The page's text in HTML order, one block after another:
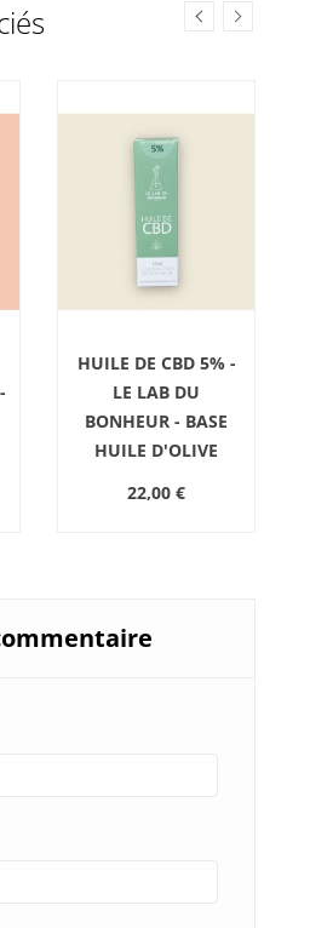
HUILE DE CBD 5% -
LE LAB DU
BONHEUR - BASE
HUILE D'OLIVE
22,00 €